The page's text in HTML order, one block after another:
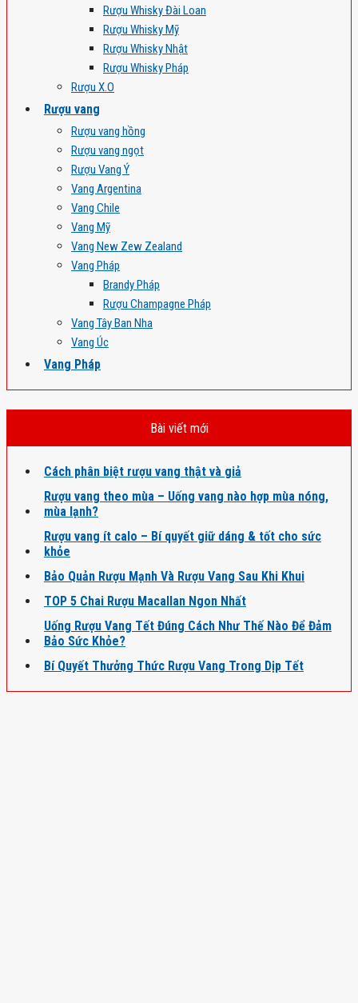
Rượu Whisky Đài Loan
Rượu Whisky Mỹ
Rượu Whisky Nhật
Rượu Whisky Pháp
Rượu X.O
Rượu vang
Rượu vang hồng
Rượu vang ngọt
Rượu Vang Ý
Vang Argentina
Vang Chile
Vang Mỹ
Vang New Zew Zealand
Vang Pháp
Brandy Pháp
Rượu Champagne Pháp
Vang Tây Ban Nha
Vang Úc
Vang Pháp
Bài viết mới
Cách phân biệt rượu vang thật và giả
Rượu vang theo mùa – Uống vang nào hợp mùa nóng,
mùa lạnh?
Rượu vang ít calo – Bí quyết giữ dáng & tốt cho sức
khỏe
Bảo Quản Rượu Mạnh Và Rượu Vang Sau Khi Khui
TOP 5 Chai Rượu Macallan Ngon Nhất
Uống Rượu Vang Tết Đúng Cách Như Thế Nào Để Đảm
Bảo Sức Khỏe?
Bí Quyết Thưởng Thức Rượu Vang Trong Dịp Tết